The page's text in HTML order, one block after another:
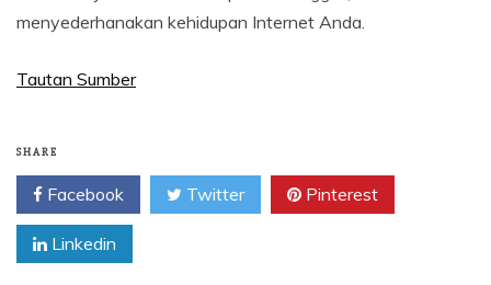
menyederhanakan kehidupan Internet Anda.
Tautan Sumber
SHARE
Facebook Twitter Pinterest
Linkedin